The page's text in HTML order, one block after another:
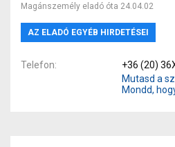
Magánszemély eladó óta 24.04.02
AZ ELADÓ EGYÉB HIRDETÉSEI
Telefon
+36 (20)
Mutasd a
Mondd,